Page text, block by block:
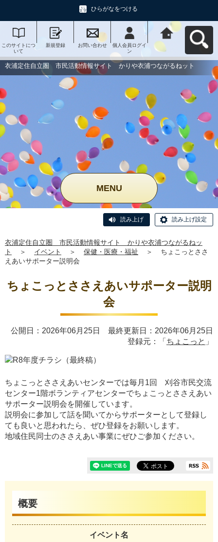
ひらがなをつける
このサイトにつ
いて
新規登録 お問い合わせ
個人会員ログイ
ン
衣浦定住自立
圏 市民活動情
報サイト かり
や衣浦つながる
ねットへ戻る
衣浦定住自立圏 市民活動情報サイト かりや衣浦つながるねット
MENU
読み上げ 読み上げ設定
衣浦定住自立圏 市民活動情報サイト かりや衣浦つながるねッ
ト
＞ イベント ＞ 保健・医療・福祉 ＞
ちょこっとささ
えあいサポーター説明会
ちょこっとささえあいサポーター説明
会
公開日：2026年06月25日 最終更新日：2026年06月25日
登録元：「 ちょこっと 」
ちょこっとささえあいセンターでは毎月1回 刈谷市民交流
センター1階ボランティアセンターでちょこっとささえあい
サポーター説明会を開催しています。
説明会に参加して話を聞いてからサポーターとして登録し
ても良いと思われたら、ぜひ登録をお願いします。
地域住民同士のささえあい事業にぜひご参加ください。
概要
イベント名